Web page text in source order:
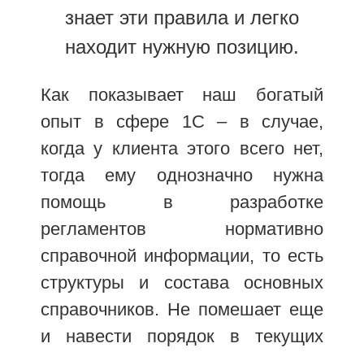
знает эти правила и легко
находит нужную позицию.
Как показывает наш богатый
опыт в сфере 1С – в случае,
когда у клиента этого всего нет,
тогда ему однозначно нужна
помощь в разработке
регламентов нормативно
справочной информации, то есть
структуры и состава основных
справочников. Не помешает еще
и навести порядок в текущих